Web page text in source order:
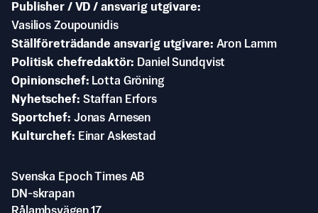
Publisher / VD / ansvarig utgivare
Vasilios Zoupounidis
Ställföreträdande ansvarig utgivare Aron Lamm
Politisk chefredaktör
Daniel Sundqvist
Opinionschef
Lotta Gröning
Nyhetschef Staffan Erfors
Sportchef Jonas Arnesen
Kulturchef
Einar Askestad
Svenska Epoch Times AB
DN-skrapan